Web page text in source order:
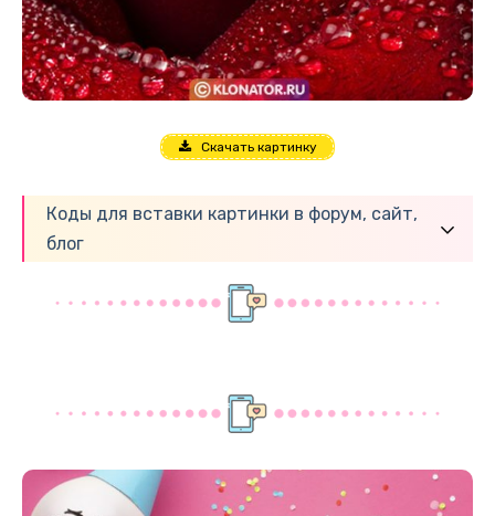
Скачать картинку
Коды для вставки картинки в форум, сайт,
блог